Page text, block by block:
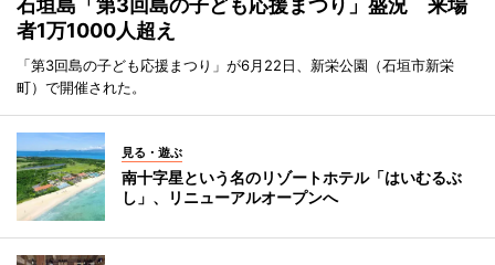
石垣島「第3回島の子ども応援まつり」盛況 来場
者1万1000人超え
「第3回島の子ども応援まつり」が6月22日、新栄公園（石垣市新栄
町）で開催された。
見る・遊ぶ
南十字星という名のリゾートホテル「はいむるぶ
し」、リニューアルオープンへ